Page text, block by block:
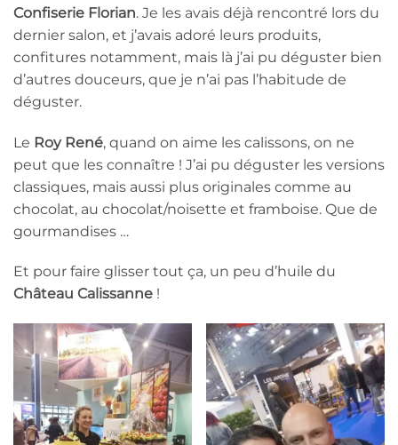
Confiserie Florian. Je les avais déjà rencontré lors du
dernier salon, et j’avais adoré leurs produits,
confitures notamment, mais là j’ai pu déguster bien
d’autres douceurs, que je n’ai pas l’habitude de
déguster.
Le Roy René, quand on aime les calissons, on ne
peut que les connaître ! J’ai pu déguster les versions
classiques, mais aussi plus originales comme au
chocolat, au chocolat/noisette et framboise. Que de
gourmandises …
Et pour faire glisser tout ça, un peu d’huile du
Château Calissanne !